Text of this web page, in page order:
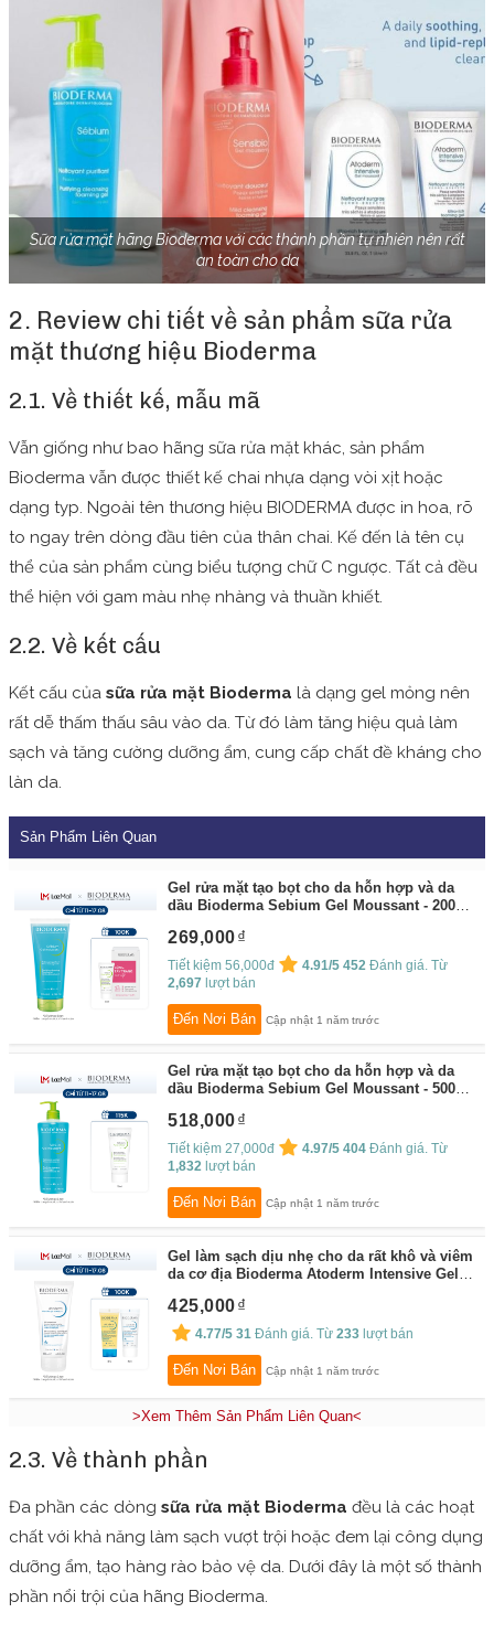
Sữa rửa mặt hãng Bioderma với các thành phần tự nhiên nên rất
an toàn cho da
2. Review chi tiết về sản phẩm sữa rửa
mặt thương hiệu Bioderma
2.1. Về thiết kế, mẫu mã
Vẫn giống như bao hãng sữa rửa mặt khác, sản phẩm
Bioderma vẫn được thiết kế chai nhựa dạng vòi xịt hoặc
dạng typ. Ngoài tên thương hiệu BIODERMA được in hoa, rõ
to ngay trên dòng đầu tiên của thân chai. Kế đến là tên cụ
thể của sản phẩm cùng biểu tượng chữ C ngược. Tất cả đều
thể hiện với gam màu nhẹ nhàng và thuần khiết.
2.2. Về kết cấu
Kết cấu của sữa rửa mặt Bioderma là dạng gel mỏng nên
rất dễ thấm thấu sâu vào da. Từ đó làm tăng hiệu quả làm
sạch và tăng cường dưỡng ẩm, cung cấp chất đề kháng cho
làn da.
Sản Phẩm Liên Quan
Gel rửa mặt tạo bọt cho da hỗn hợp và da
dầu Bioderma Sebium Gel Moussant - 200ml
269,000
Tiết kiệm 56,000đ 4.91/5 452 Đánh giá. Từ
2,697 lượt bán
Đến Nơi Bán Cập nhật 1 năm trước
Gel rửa mặt tạo bọt cho da hỗn hợp và da
dầu Bioderma Sebium Gel Moussant - 500ml
518,000
Tiết kiệm 27,000đ 4.97/5 404 Đánh giá. Từ
1,832 lượt bán
Đến Nơi Bán Cập nhật 1 năm trước
Gel làm sạch dịu nhẹ cho da rất khô và viêm
da cơ địa Bioderma Atoderm Intensive Gel
425,000
4.77/5 31 Đánh giá. Từ233 lượt bán
Đến Nơi Bán Cập nhật 1 năm trước
>Xem Thêm Sản Phẩm Liên Quan<
2.3. Về thành phần
Đa phần các dòng sữa rửa mặt Bioderma đều là các hoạt
chất với khả năng làm sạch vượt trội hoặc đem lại công dụng
dưỡng ẩm, tạo hàng rào bảo vệ da. Dưới đây là một số thành
phần nổi trội của hãng Bioderma.